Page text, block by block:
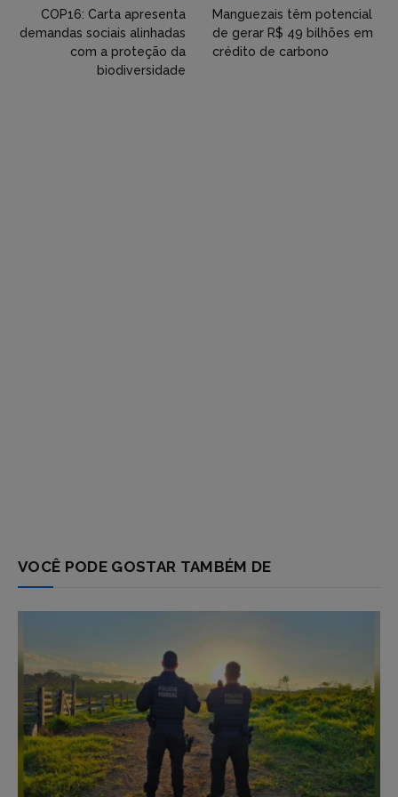
Twitter,
Flickr
COP16: Carta apresenta
demandas sociais alinhadas
com a proteção da
biodiversidade
Manguezais têm potencial
de gerar R$ 49 bilhões em
crédito de carbono
VOCÊ PODE GOSTAR TAMBÉM DE